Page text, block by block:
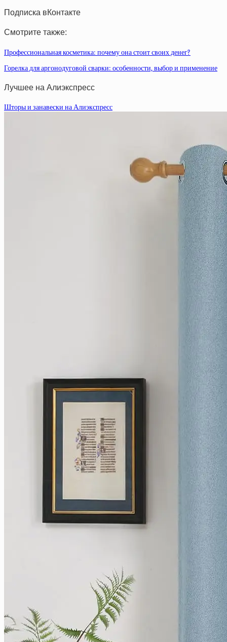
Подписка вКонтакте
Смотрите также:
Профессиональная косметика: почему она стоит своих денег?
Горелка для аргонодуговой сварки: особенности, выбор и применение
Лучшее на Алиэкспресс
Шторы и занавески на Алиэкспресс